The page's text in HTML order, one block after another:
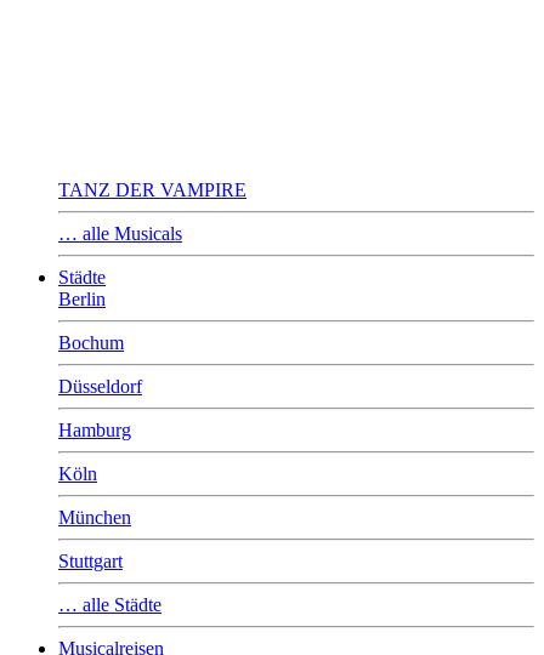
TANZ DER VAMPIRE
… alle Musicals
Städte
Berlin
Bochum
Düsseldorf
Hamburg
Köln
München
Stuttgart
… alle Städte
Musicalreisen